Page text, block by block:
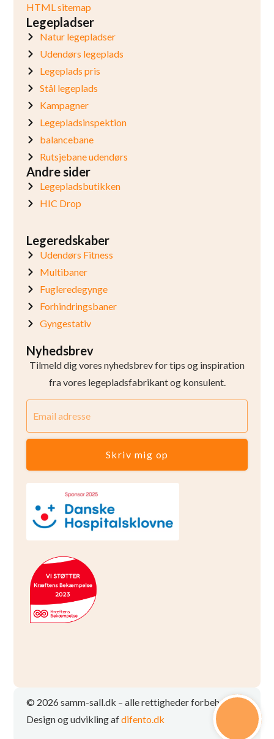
HTML sitemap
Legepladser
Natur legepladser
Udendørs legeplads
Legeplads pris
Stål legeplads
Kampagner
Legepladsinspektion
balancebane
Rutsjebane udendørs
Andre sider
Legepladsbutikken
HIC Drop
Legeredskaber
Udendørs Fitness
Multibaner
Fugleredegynge
Forhindringsbaner
Gyngestativ
Nyhedsbrev
Tilmeld dig vores nyhedsbrev for tips og inspiration
fra vores legepladsfabrikant og konsulent.
Skriv mig op
© 2026 samm-sall.dk – alle rettigheder forbeholdt
Design og udvikling afdifento.dk